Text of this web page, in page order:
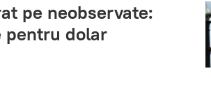
pe neobservate:
pentru dolar